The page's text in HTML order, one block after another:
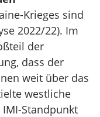
Krieges sind
2022/22). Im
der
dass der
weit über das
westliche
Standpunkt